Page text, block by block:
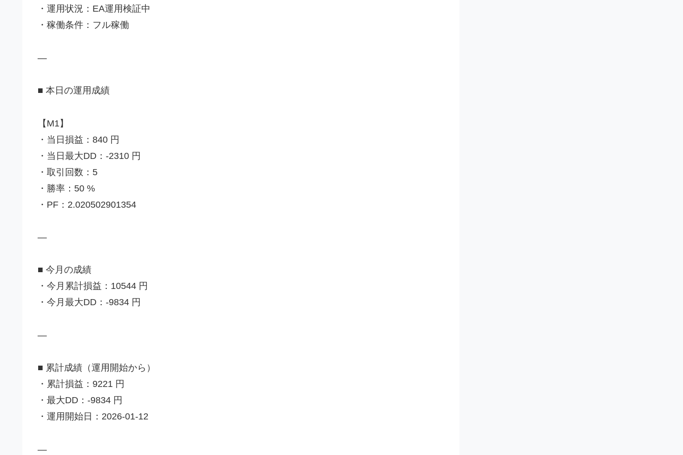
・運用状況：EA運用検証中
・稼働条件：フル稼働
—
■ 本日の運用成績
【M1】
・当日損益：840 円
・当日最大DD：-2310 円
・取引回数：5
・勝率：50 %
・PF：2.020502901354
—
■ 今月の成績
・今月累計損益：10544 円
・今月最大DD：-9834 円
—
■ 累計成績（運用開始から）
・累計損益：9221 円
・最大DD：-9834 円
・運用開始日：2026-01-12
—